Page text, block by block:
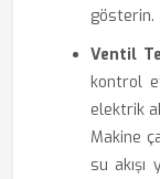
gösterin.
Ventil
kontrol
elektrik
Makine
su akışı